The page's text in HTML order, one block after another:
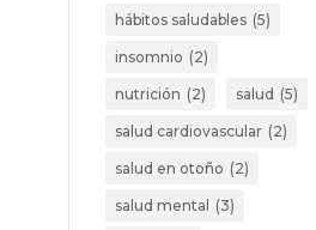
hábitos saludables (5)
insomnio (2)
nutrición (2) salud (5)
salud cardiovascular (2)
salud en otoño (2)
salud mental (3)